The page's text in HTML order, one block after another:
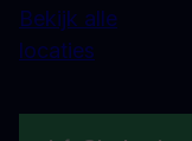
Bekijk alle
locaties